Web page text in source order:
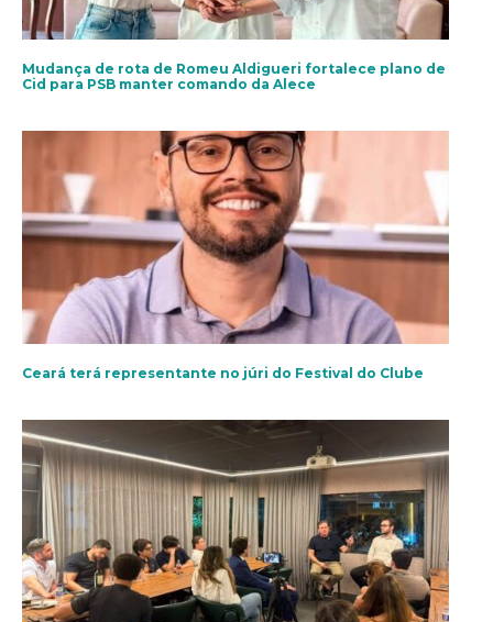
Mudança de rota de Romeu Aldigueri fortalece plano de
Cid para PSB manter comando da Alece
Ceará terá representante no júri do Festival do Clube